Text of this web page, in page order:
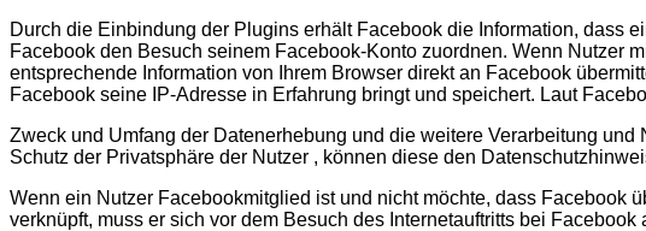
Durch die Einbindung der Plugins erhält Facebook die Information, dass
Facebook den Besuch seinem Facebook-Konto zuordnen. Wenn Nutzer
entsprechende Information von Ihrem Browser direkt an Facebook
Facebook seine IP-Adresse in Erfahrung bringt und speichert. Laut
Zweck und Umfang der Datenerhebung und die weitere Verarbeitung
Schutz der Privatsphäre der Nutzer , können diese den
Wenn ein Nutzer Facebookmitglied ist und nicht möchte, dass Facebook
verknüpft, muss er sich vor dem Besuch des Internetauftritts bei Facebook